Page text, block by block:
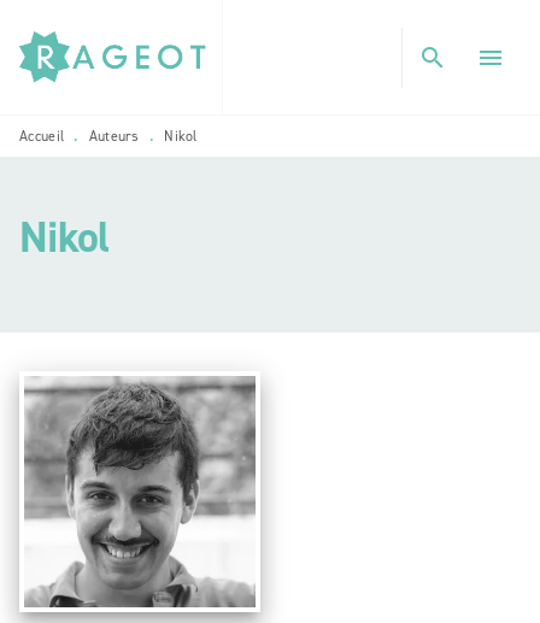
MENU RECHERCHE
PIED DE PAGE
search menu
Accueil • Auteurs • Nikol
Nikol